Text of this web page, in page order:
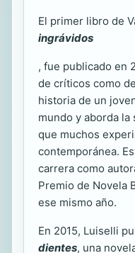
El primer libro de
ingrávidos
, fue publicado en
de críticos como
historia de un
mundo y aborda
que muchos
contemporánea.
carrera como
Premio de Novela
ese mismo año.
En 2015, Luiselli
dientes, una